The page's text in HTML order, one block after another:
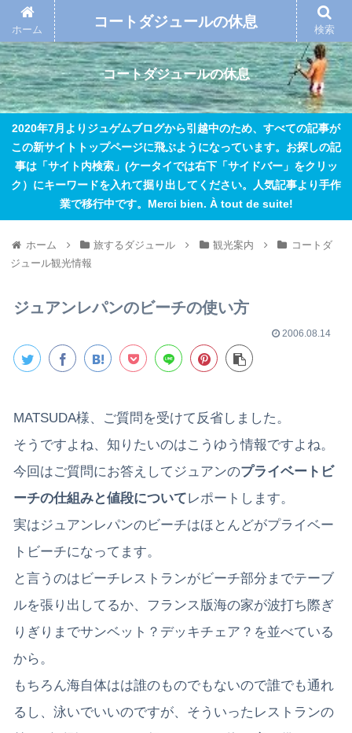
コートダジュールの休息
2020年7月よりジュゲムブログから引越中のため、すべての記事が
この新サイトトップページに飛ぶようになっています。お探しの記
事は「サイト内検索」(ケータイでは右下「サイドバー」をクリッ
ク）にキーワードを入れて掘り出してください。人気記事より手作
業で移行中です。Merci bien. À tout de suite!
ホーム 旅するダジュール 観光案内
コートダ
ジュール観光情報
ジュアンレパンのビーチの使い方
2006.08.14
MATSUDA様、ご質問を受けて反省しました。
そうですよね、知りたいのはこうゆう情報ですよね。
今回はご質問にお答えしてジュアンのプライベートビ
ーチの仕組みと値段についてレポートします。
実はジュアンレパンのビーチはほとんどがプライベー
トビーチになってます。
と言うのはビーチレストランがビーチ部分までテーブ
ルを張り出してるか、フランス版海の家が波打ち際ぎ
りぎりまでサンベット？デッキチェア？を並べている
から。
もちろん海自体はは誰のものでもないので誰でも通れ
るし、泳いでいいのですが、そういったレストランの
ホーム コートダジュールの休息 検索